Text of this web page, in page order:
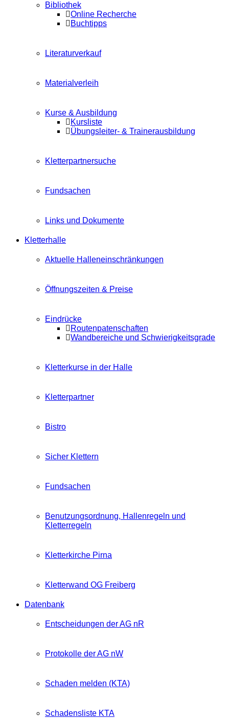
Bibliothek
Online Recherche
Buchtipps
Literaturverkauf
Materialverleih
Kurse & Ausbildung
Kursliste
Übungsleiter- & Trainerausbildung
Kletterpartnersuche
Fundsachen
Links und Dokumente
Kletterhalle
Aktuelle Halleneinschränkungen
Öffnungszeiten & Preise
Eindrücke
Routenpatenschaften
Wandbereiche und Schwierigkeitsgrade
Kletterkurse in der Halle
Kletterpartner
Bistro
Sicher Klettern
Fundsachen
Benutzungsordnung, Hallenregeln und
Kletterregeln
Kletterkirche Pirna
Kletterwand OG Freiberg
Datenbank
Entscheidungen der AG nR
Protokolle der AG nW
Schaden melden (KTA)
Schadensliste KTA